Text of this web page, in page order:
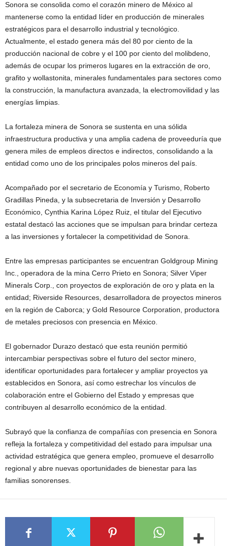
Sonora se consolida como el corazón minero de México al
mantenerse como la entidad líder en producción de minerales
estratégicos para el desarrollo industrial y tecnológico.
Actualmente, el estado genera más del 80 por ciento de la
producción nacional de cobre y el 100 por ciento del molibdeno,
además de ocupar los primeros lugares en la extracción de oro,
grafito y wollastonita, minerales fundamentales para sectores como
la construcción, la manufactura avanzada, la electromovilidad y las
energías limpias.
La fortaleza minera de Sonora se sustenta en una sólida
infraestructura productiva y una amplia cadena de proveeduría que
genera miles de empleos directos e indirectos, consolidando a la
entidad como uno de los principales polos mineros del país.
Acompañado por el secretario de Economía y Turismo, Roberto
Gradillas Pineda, y la subsecretaria de Inversión y Desarrollo
Económico, Cynthia Karina López Ruiz, el titular del Ejecutivo
estatal destacó las acciones que se impulsan para brindar certeza
a las inversiones y fortalecer la competitividad de Sonora.
Entre las empresas participantes se encuentran Goldgroup Mining
Inc., operadora de la mina Cerro Prieto en Sonora; Silver Viper
Minerals Corp., con proyectos de exploración de oro y plata en la
entidad; Riverside Resources, desarrolladora de proyectos mineros
en la región de Caborca; y Gold Resource Corporation, productora
de metales preciosos con presencia en México.
El gobernador Durazo destacó que esta reunión permitió
intercambiar perspectivas sobre el futuro del sector minero,
identificar oportunidades para fortalecer y ampliar proyectos ya
establecidos en Sonora, así como estrechar los vínculos de
colaboración entre el Gobierno del Estado y empresas que
contribuyen al desarrollo económico de la entidad.
Subrayó que la confianza de compañías con presencia en Sonora
refleja la fortaleza y competitividad del estado para impulsar una
actividad estratégica que genera empleo, promueve el desarrollo
regional y abre nuevas oportunidades de bienestar para las
familias sonorenses.